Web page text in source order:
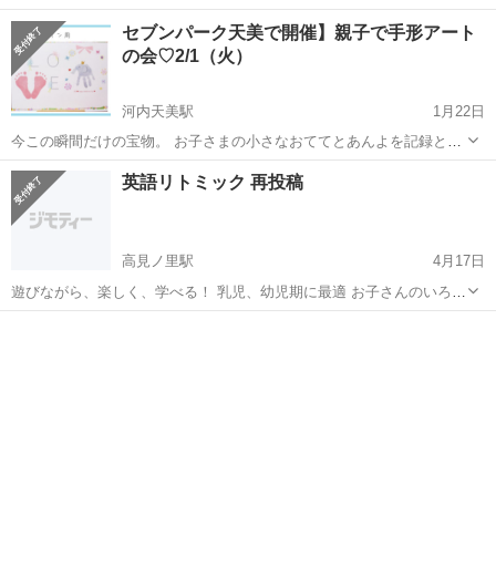
セブンパーク天美で開催】親子で手形アート
の会♡2/1（火）
河内天美駅
1月22日
今この瞬間だけの宝物。 お子さまの小さなおててとあんよを記録とし
て残してみませんか？ バレンタイン間近♡ バレンタイン仕様の手形ア
ートも制作可能です♪ パパへ、じいじへのプレゼントにおすすめで
す♡ 会場は...
大阪 河内天美駅 育児
英語リトミック 再投稿
高見ノ里駅
4月17日
遊びながら、楽しく、学べる！ 乳児、幼児期に最適 お子さんのいろん
な可能性を引き出します 開催時刻 午前の部 10時〜12時 午後の部 15